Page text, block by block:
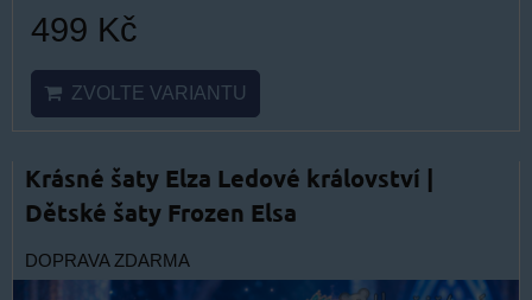
499 Kč
ZVOLTE VARIANTU
Krásné šaty Elza Ledové království |
Dětské šaty Frozen Elsa
DOPRAVA ZDARMA